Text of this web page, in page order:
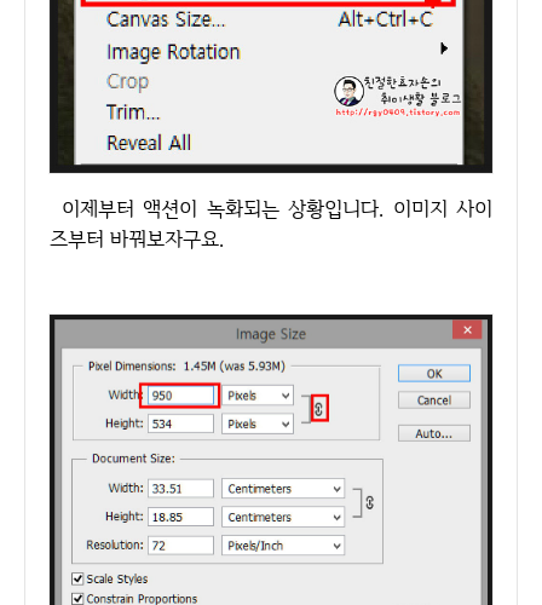
이제부터 액션이 녹화되는 상황입니다. 이미지 사이
즈부터 바꿔보자구요.